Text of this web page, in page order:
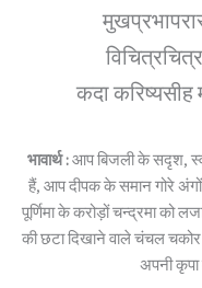
कदा
भावार्थ :आप बिजली के सदृश,
हैं, आप दीपक के समान गोरे
पूर्णिमा के करोड़ों चन्द्रमा को
की छटा दिखाने वाले चंचल
अपनी कृपा